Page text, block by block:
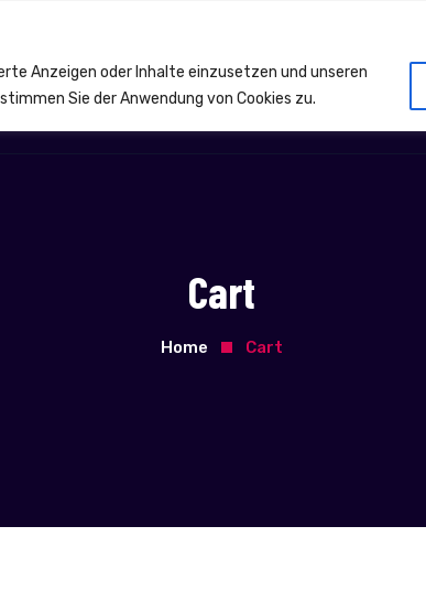
Anzeigen oder Inhalte einzusetzen und unseren
Sie der Anwendung von Cookies zu.
Home IT Kontakt
Cart
Home Cart